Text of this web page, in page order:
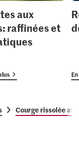
aux
raffinées et
Courge rissolée